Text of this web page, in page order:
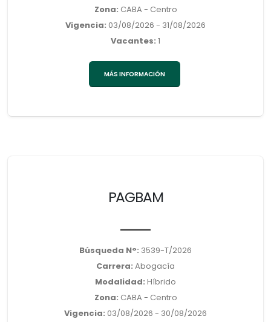
Zona: CABA - Centro
Vigencia: 03/08/2026 - 31/08/2026
Vacantes: 1
MÁS INFORMACIÓN
PAGBAM
Búsqueda N°: 3539-T/2026
Carrera: Abogacía
Modalidad: Híbrido
Zona: CABA - Centro
Vigencia: 03/08/2026 - 30/08/2026